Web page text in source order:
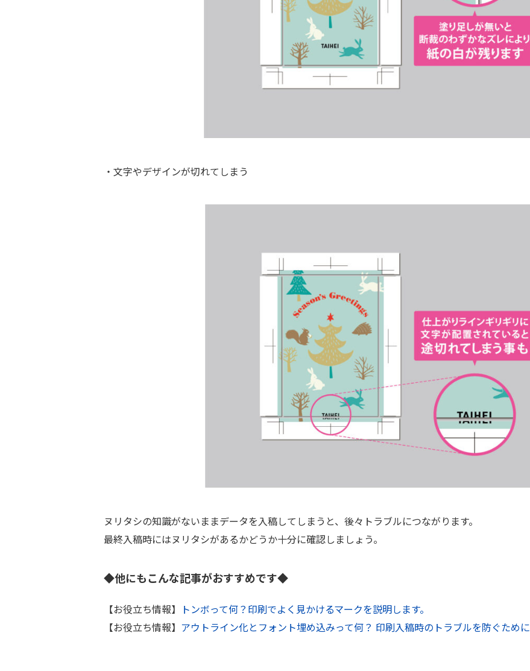
・文字やデザインが切れてしまう
ヌリタシの知識がないままデータを入稿してしまうと、後々トラブルにつながります。
最終入稿時にはヌリタシがあるかどうか十分に確認しましょう。
◆他にもこんな記事がおすすめです◆
【お役立ち情報】
トンボって何？印刷でよく見かけるマークを説明します。
【お役立ち情報】 アウトライン化とフォント埋め込みって何？ 印刷入稿時のトラブルを防ぐために